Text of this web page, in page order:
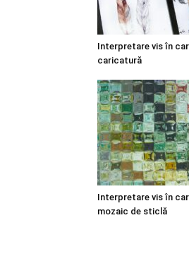
Interpretare vis în
caricatură
Interpretare vis în
mozaic de sticlă